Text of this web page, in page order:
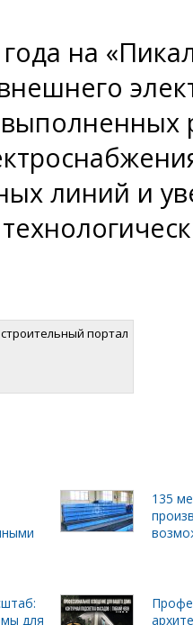
на
линий и
портал
135
для